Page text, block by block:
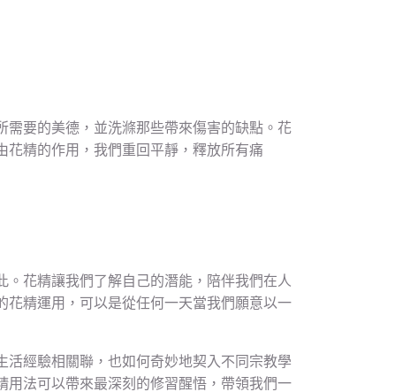
需要的美德，並洗滌那些帶來傷害的缺點。花
花精的作用，我們重回平靜，釋放所有痛
花精讓我們了解自己的潛能，陪伴我們在人
精運用，可以是從任何一天當我們願意以一
經驗相關聯，也如何奇妙地契入不同宗教學
法可以帶來最深刻的修習醒悟，帶領我們一